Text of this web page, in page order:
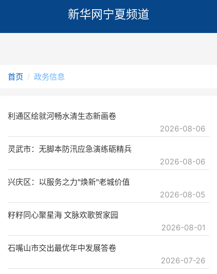
新华网宁夏频道
首页 政务信息
2026-08-06
利通区绘就河畅水清生态新画卷
2026-08-06
灵武市：无脚本防汛应急演练砺精兵
2026-08-05
兴庆区：以服务之力"焕新"老城价值
2026-08-01
籽籽同心聚星海 文脉欢歌贺家园
2026-07-26
石嘴山市交出最优年中发展答卷